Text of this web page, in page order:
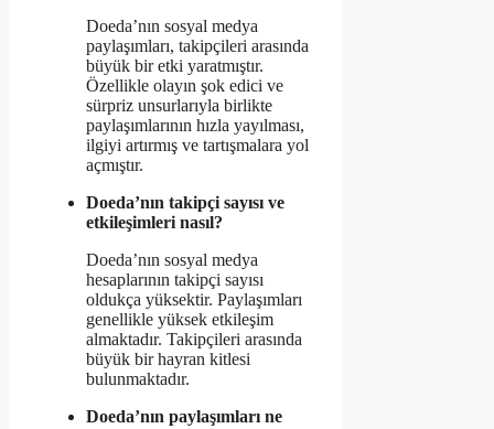
Doeda’nın sosyal medya
paylaşımları, takipçileri arasında
büyük bir etki yaratmıştır.
Özellikle olayın şok edici ve
sürpriz unsurlarıyla birlikte
paylaşımlarının hızla yayılması,
ilgiyi artırmış ve tartışmalara yol
açmıştır.
Doeda’nın takipçi sayısı ve
etkileşimleri nasıl?
Doeda’nın sosyal medya
hesaplarının takipçi sayısı
oldukça yüksektir. Paylaşımları
genellikle yüksek etkileşim
almaktadır. Takipçileri arasında
büyük bir hayran kitlesi
bulunmaktadır.
Doeda’nın paylaşımları ne